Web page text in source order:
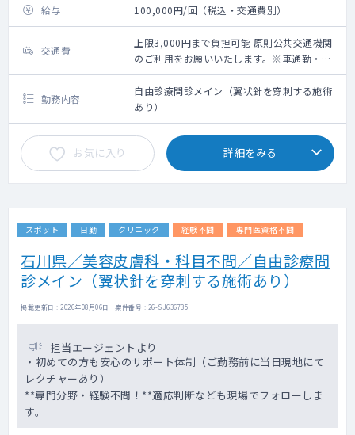
給与 100,000円/回（税込・交通費別）
交通費
上限3,000円まで負担可能 原則公共交通機関
のご利用をお願いいたします。※車通勤・タ
クシー利用要相談
勤務内容
自由診療問診メイン（翼状針を穿刺する施術
あり）
お気に入り 詳細をみる
スポット 日勤 クリニック 経験不問 専門医資格不問
石川県／美容皮膚科・科目不問／自由診療問
診メイン（翼状針を穿刺する施術あり）
掲載更新日 : 2026年08月06日 案件番号 : 26-SJ636735
担当エージェントより
・初めての方も安心のサポート体制（ご勤務前に当日現地にて
レクチャーあり）
**専門分野・経験不問！**適応判断なども現場でフォローしま
す。